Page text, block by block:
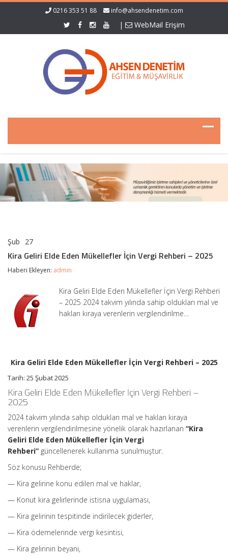
0216 353 51 88 info@ahsendenetim.com
| WebMail Erişim
Şub 27
Elde
Eden
Rehberi
Kira Geliri Elde Eden Mükellefler İçin Vergi Rehberi – 2025
Haberi Ekleyen: admin
Kira Geliri Elde Eden Mükellefler İçin Vergi Rehberi
– 2025 2024 takvim yılında sahip oldukları mal ve
hakları kiraya verenlerin vergilendirilme…
Kira Geliri Elde Eden Mükellefler İçin Vergi Rehberi – 2025
Tarih: 25 Şubat 2025
Kira Geliri Elde Eden Mükellefler İçin Vergi Rehberi –
2025
2024 takvim yılında sahip oldukları mal ve hakları kiraya
verenlerin vergilendirilmesine yönelik olarak hazırlanan “Kira
Geliri Elde Eden Mükellefler İçin Vergi
Rehberi” güncellenerek kullanıma sunulmuştur.
Söz konusu Rehberde;
— Kira gelirine konu edilen mal ve haklar,
— Konut kira gelirlerinde istisna uygulaması,
— Kira gelirinin tespitinde indirilecek giderler,
— Kira ödemelerinde vergi kesintisi,
— Kira gelirinin beyanı,